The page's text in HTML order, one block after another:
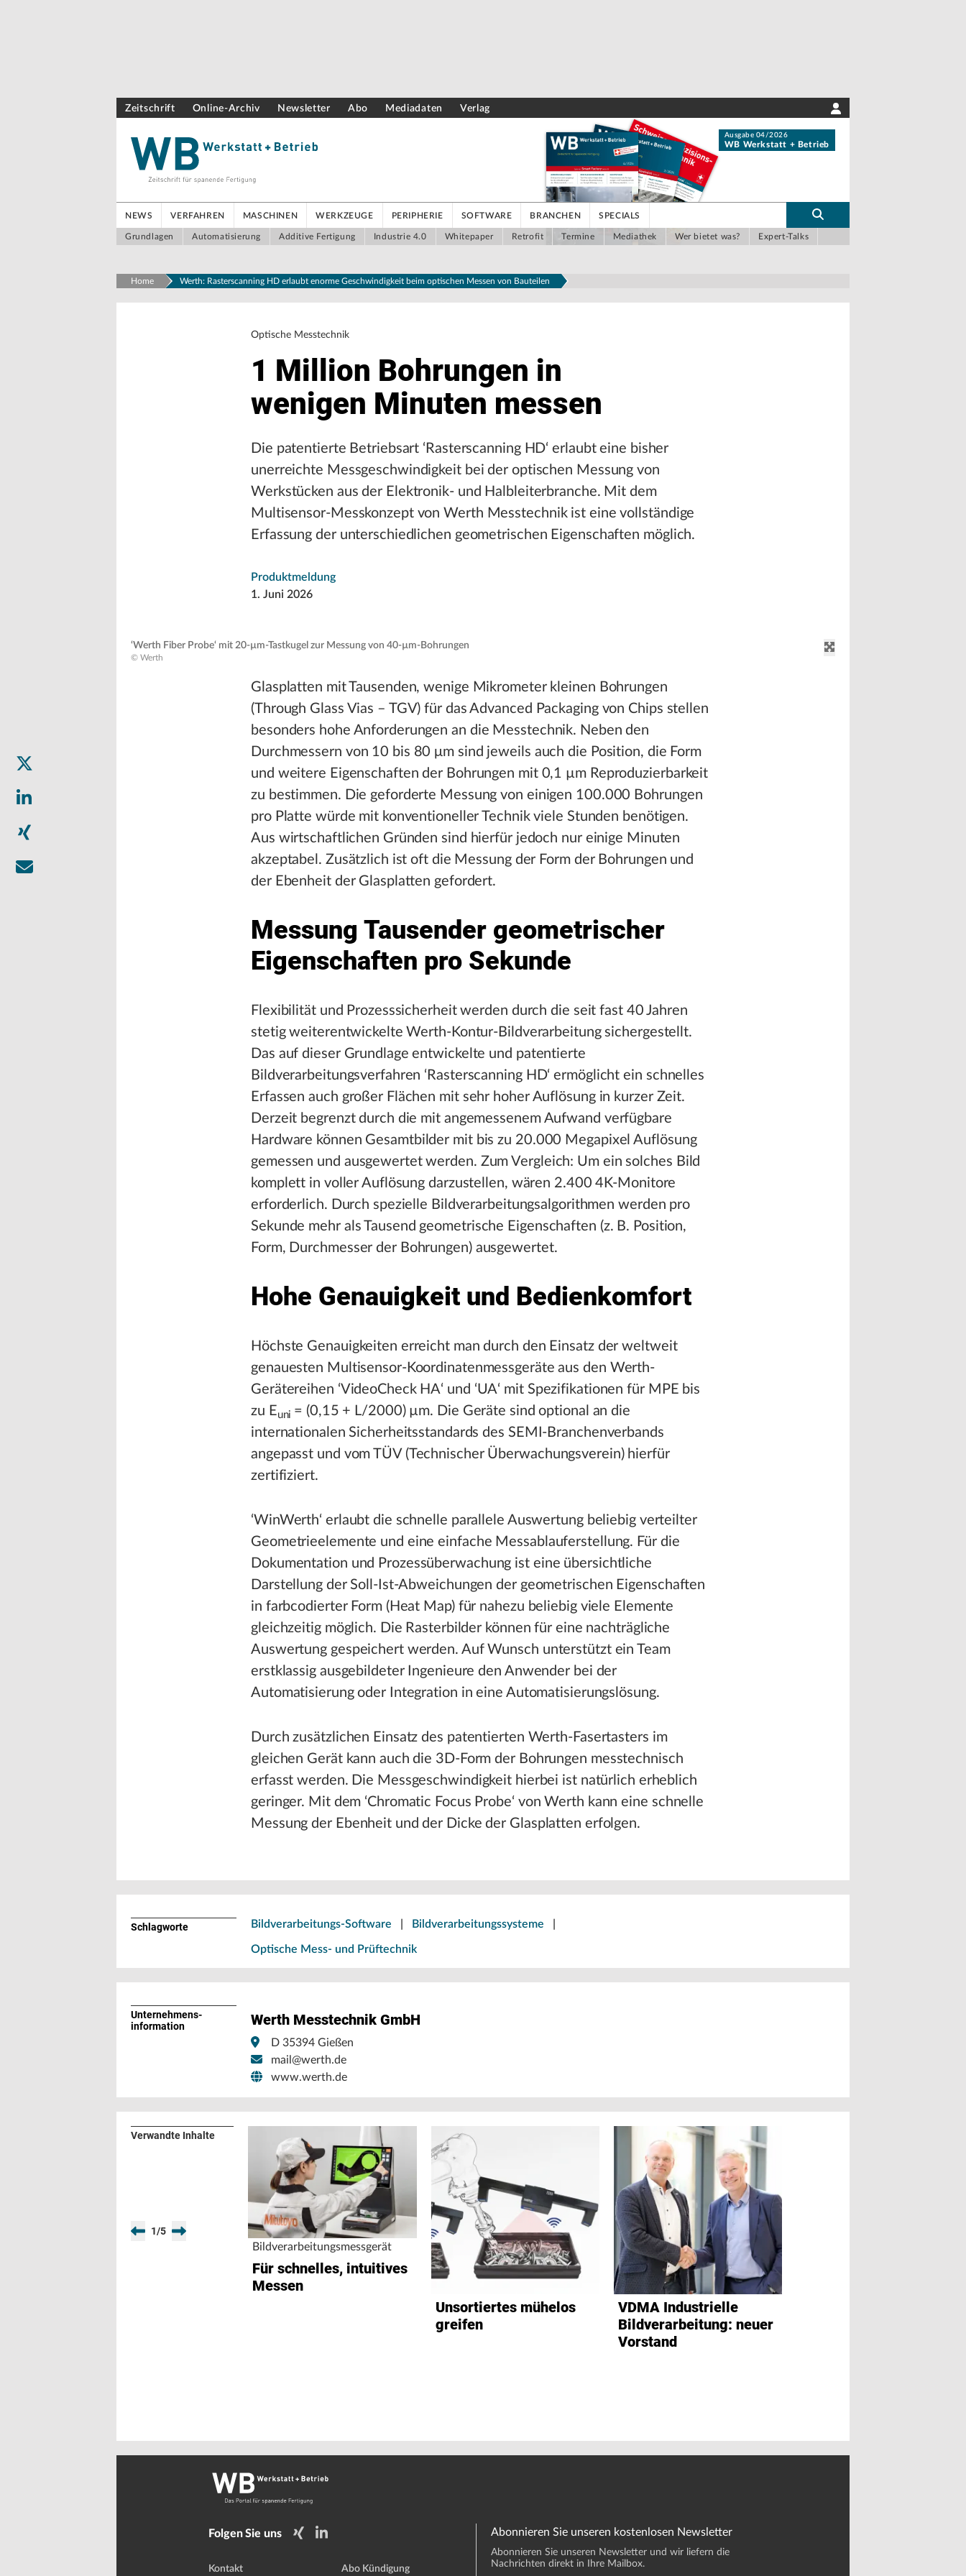
Zeitschrift Online-Archiv Newsletter Abo Mediadaten Verlag
Ausgabe 04/2026
WB Werkstatt + Betrieb
NEWS VERFAHREN MASCHINEN WERKZEUGE PERIPHERIE SOFTWARE BRANCHEN SPECIALS
Grundlagen Automatisierung Additive Fertigung Industrie 4.0 Whitepaper Retrofit Termine Mediathek Wer bietet was? Expert-Talks
Home Werth: Rasterscanning HD erlaubt enorme Geschwindigkeit beim optischen Messen von Bauteilen
Optische Messtechnik
1 Million Bohrungen in
wenigen Minuten messen
Die patentierte Betriebsart ‘Rasterscanning HD‘ erlaubt eine bisher
unerreichte Messgeschwindigkeit bei der optischen Messung von
Werkstücken aus der Elektronik- und Halbleiterbranche. Mit dem
Multisensor-Messkonzept von Werth Messtechnik ist eine vollständige
Erfassung der unterschiedlichen geometrischen Eigenschaften möglich.
Produktmeldung
1. Juni 2026
‘Werth Fiber Probe‘ mit 20-µm-Tastkugel zur Messung von 40-µm-Bohrungen
© Werth
Glasplatten mit Tausenden, wenige Mikrometer kleinen Bohrungen
(Through Glass Vias – TGV) für das Advanced Packaging von Chips stellen
besonders hohe Anforderungen an die Messtechnik. Neben den
Durchmessern von 10 bis 80 μm sind jeweils auch die Position, die Form
und weitere Eigenschaften der Bohrungen mit 0,1 µm Reproduzierbarkeit
zu bestimmen. Die geforderte Messung von einigen 100.000 Bohrungen
pro Platte würde mit konventioneller Technik viele Stunden benötigen.
Aus wirtschaftlichen Gründen sind hierfür jedoch nur einige Minuten
akzeptabel. Zusätzlich ist oft die Messung der Form der Bohrungen und
der Ebenheit der Glasplatten gefordert.
Messung Tausender geometrischer
Eigenschaften pro Sekunde
Flexibilität und Prozesssicherheit werden durch die seit fast 40 Jahren
stetig weiterentwickelte Werth-Kontur-Bildverarbeitung sichergestellt.
Das auf dieser Grundlage entwickelte und patentierte
Bildverarbeitungsverfahren ‘Rasterscanning HD‘ ermöglicht ein schnelles
Erfassen auch großer Flächen mit sehr hoher Auflösung in kurzer Zeit.
Derzeit begrenzt durch die mit angemessenem Aufwand verfügbare
Hardware können Gesamtbilder mit bis zu 20.000 Megapixel Auflösung
gemessen und ausgewertet werden. Zum Vergleich: Um ein solches Bild
komplett in voller Auflösung darzustellen, wären 2.400 4K-Monitore
erforderlich. Durch spezielle Bildverarbeitungsalgorithmen werden pro
Sekunde mehr als Tausend geometrische Eigenschaften (z. B. Position,
Form, Durchmesser der Bohrungen) ausgewertet.
Hohe Genauigkeit und Bedienkomfort
Höchste Genauigkeiten erreicht man durch den Einsatz der weltweit
genauesten Multisensor-Koordinatenmessgeräte aus den Werth-
Gerätereihen ‘VideoCheck HA‘ und ‘UA‘ mit Spezifikationen für MPE bis
zu Euni = (0,15 + L/2000) µm. Die Geräte sind optional an die
internationalen Sicherheitsstandards des SEMI-Branchenverbands
angepasst und vom TÜV (Technischer Überwachungsverein) hierfür
zertifiziert.
‘WinWerth‘ erlaubt die schnelle parallele Auswertung beliebig verteilter
Geometrieelemente und eine einfache Messablauferstellung. Für die
Dokumentation und Prozessüberwachung ist eine übersichtliche
Darstellung der Soll-Ist-Abweichungen der geometrischen Eigenschaften
in farbcodierter Form (Heat Map) für nahezu beliebig viele Elemente
gleichzeitig möglich. Die Rasterbilder können für eine nachträgliche
Auswertung gespeichert werden. Auf Wunsch unterstützt ein Team
erstklassig ausgebildeter Ingenieure den Anwender bei der
Automatisierung oder Integration in eine Automatisierungslösung.
Durch zusätzlichen Einsatz des patentierten Werth-Fasertasters im
gleichen Gerät kann auch die 3D-Form der Bohrungen messtechnisch
erfasst werden. Die Messgeschwindigkeit hierbei ist natürlich erheblich
geringer. Mit dem ‘Chromatic Focus Probe‘ von Werth kann eine schnelle
Messung der Ebenheit und der Dicke der Glasplatten erfolgen.
Schlagworte Bildverarbeitungs-Software Bildverarbeitungssysteme
Optische Mess- und Prüftechnik
Unternehmens­
information
Werth Messtechnik GmbH
D 35394 Gießen
mail@werth.de
www.werth.de
Verwandte Inhalte
1/5
Bildverarbeitungsmessgerät
Für schnelles, intuitives
Messen
Unsortiertes mühelos
greifen
VDMA Industrielle
Bildverarbeitung: neuer
Vorstand
Folgen Sie uns
Kontakt Abo Kündigung
Abonnieren Sie unseren kostenlosen Newsletter
Abonnieren Sie unseren Newsletter und wir liefern die
Nachrichten direkt in Ihre Mailbox.